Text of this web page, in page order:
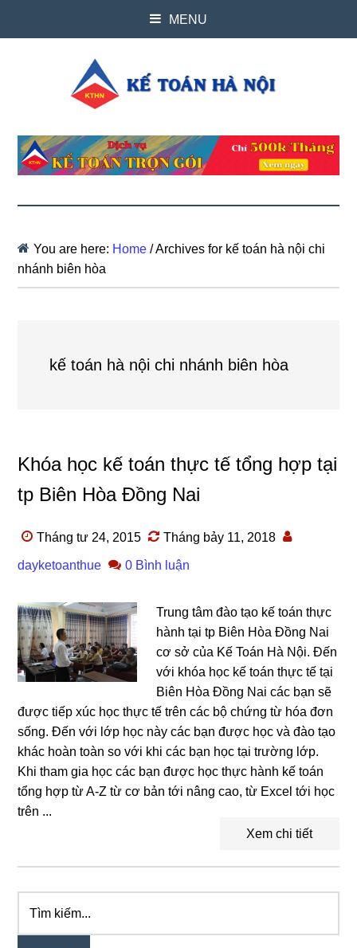
MENU
You are here: Home /Archives for kế toán hà nội chi
nhánh biên hòa
kế toán hà nội chi nhánh biên hòa
Khóa học kế toán thực tế tổng hợp tại
tp Biên Hòa Đồng Nai
Tháng tư 24, 2015 Tháng bảy 11, 2018
dayketoanthue 0 Bình luận
Trung tâm đào tạo kế toán thực
hành tại tp Biên Hòa Đồng Nai
cơ sở của Kế Toán Hà Nội. Đến
với khóa học kế toán thực tế tại
Biên Hòa Đồng Nai các bạn sẽ
được tiếp xúc học thực tế trên các bộ chứng từ hóa đơn
sống. Đến với lớp học này các bạn được học và đào tạo
khác hoàn toàn so với khi các bạn học tại trường lớp.
Khi tham gia học các bạn được học thực hành kế toán
tổng hợp từ A-Z từ cơ bản tới nâng cao, từ Excel tới học
trên ...
Xem chi tiết
Primary
Sidebar
kiếm...